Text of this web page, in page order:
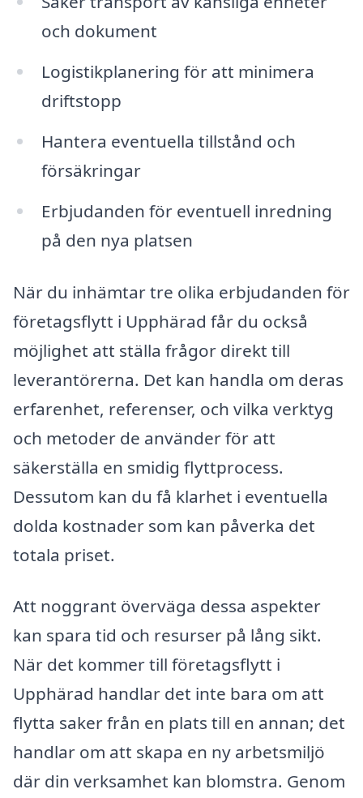
och dokument
Logistikplanering för att minimera
driftstopp
Hantera eventuella tillstånd och
försäkringar
Erbjudanden för eventuell inredning
på den nya platsen
När du inhämtar tre olika erbjudanden för
företagsflytt i Upphärad får du också
möjlighet att ställa frågor direkt till
leverantörerna. Det kan handla om deras
erfarenhet, referenser, och vilka verktyg
och metoder de använder för att
säkerställa en smidig flyttprocess.
Dessutom kan du få klarhet i eventuella
dolda kostnader som kan påverka det
totala priset.
Att noggrant överväga dessa aspekter
kan spara tid och resurser på lång sikt.
När det kommer till företagsflytt i
Upphärad handlar det inte bara om att
flytta saker från en plats till en annan; det
handlar om att skapa en ny arbetsmiljö
där din verksamhet kan blomstra. Genom